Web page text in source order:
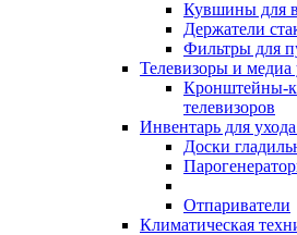
Кувшины для
Держатели
Фильтры для
Телевизоры и медиа
Кронштейны-
телевизоров
Инвентарь для
Доски
Отпариватели
Климатическая